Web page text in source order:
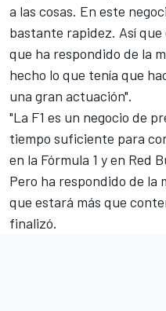
a las cosas. En este
bastante rapidez. Así que
que ha respondido de la
hecho lo que tenía que
una gran actuación".
"La F1 es un negocio de
tiempo suficiente para
en la Fórmula 1 y en Red
Pero ha respondido de la
que estará más que
finalizó.